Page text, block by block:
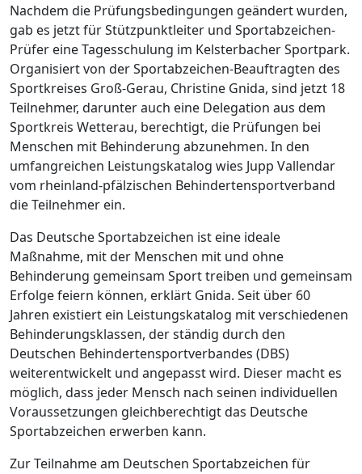
Nachdem die Prüfungsbedingungen geändert wurden,
gab es jetzt für Stützpunktleiter und Sportabzeichen-
Prüfer eine Tagesschulung im Kelsterbacher Sportpark.
Organisiert von der Sportabzeichen-Beauftragten des
Sportkreises Groß-Gerau, Christine Gnida, sind jetzt 18
Teilnehmer, darunter auch eine Delegation aus dem
Sportkreis Wetterau, berechtigt, die Prüfungen bei
Menschen mit Behinderung abzunehmen. In den
umfangreichen Leistungskatalog wies Jupp Vallendar
vom rheinland-pfälzischen Behindertensportverband
die Teilnehmer ein.
Das Deutsche Sportabzeichen ist eine ideale
Maßnahme, mit der Menschen mit und ohne
Behinderung gemeinsam Sport treiben und gemeinsam
Erfolge feiern können, erklärt Gnida. Seit über 60
Jahren existiert ein Leistungskatalog mit verschiedenen
Behinderungsklassen, der ständig durch den
Deutschen Behindertensportverbandes (DBS)
weiterentwickelt und angepasst wird. Dieser macht es
möglich, dass jeder Mensch nach seinen individuellen
Voraussetzungen gleichberechtigt das Deutsche
Sportabzeichen erwerben kann.
Zur Teilnahme am Deutschen Sportabzeichen für